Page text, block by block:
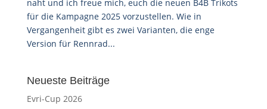
naht und ich freue mich, euch die neuen B4B Trikots
für die Kampagne 2025 vorzustellen. Wie in
Vergangenheit gibt es zwei Varianten, die enge
Version für Rennrad...
Neueste Beiträge
Evri-Cup 2026